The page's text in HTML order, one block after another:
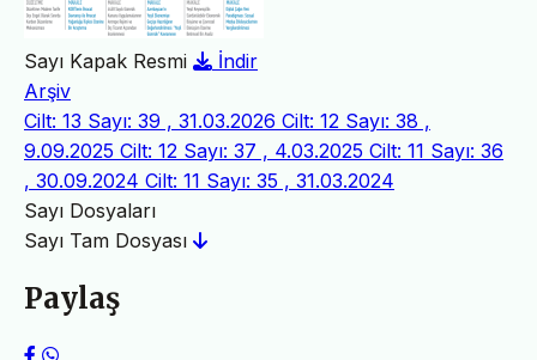
Sayı Kapak Resmi
İndir
Arşiv
Cilt: 13 Sayı: 39 , 31.03.2026 Cilt: 12 Sayı: 38 ,
9.09.2025 Cilt: 12 Sayı: 37 , 4.03.2025 Cilt: 11 Sayı: 36
, 30.09.2024 Cilt: 11 Sayı: 35 , 31.03.2024
Sayı Dosyaları
Sayı Tam Dosyası
Paylaş